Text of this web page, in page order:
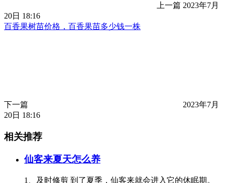
上一篇 2023年7月
20日 18:16
百香果树苗价格，百香果苗多少钱一株
下一篇
2023年7月
20日 18:16
相关推荐
仙客来夏天怎么养
1、及时修剪 到了夏季，仙客来就会进入它的休眠期。